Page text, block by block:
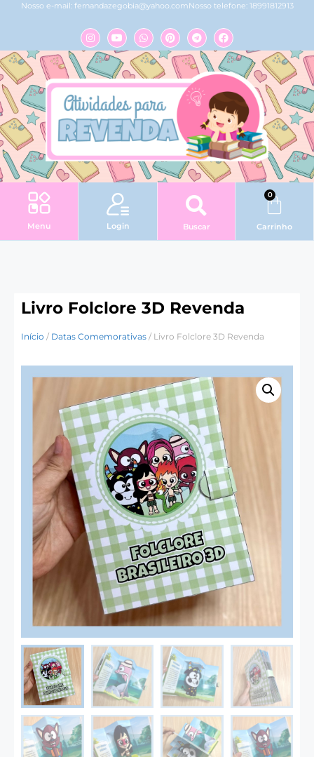
Nosso e-mail: fernandazegobia@yahoo.comNosso telefone: 18991812913
Menu Login Buscar
0
Carrinho
Livro Folclore 3D Revenda
Início / Datas Comemorativas / Livro Folclore 3D Revenda